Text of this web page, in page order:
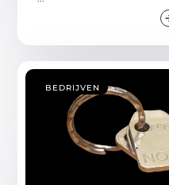
BEDRIJVEN